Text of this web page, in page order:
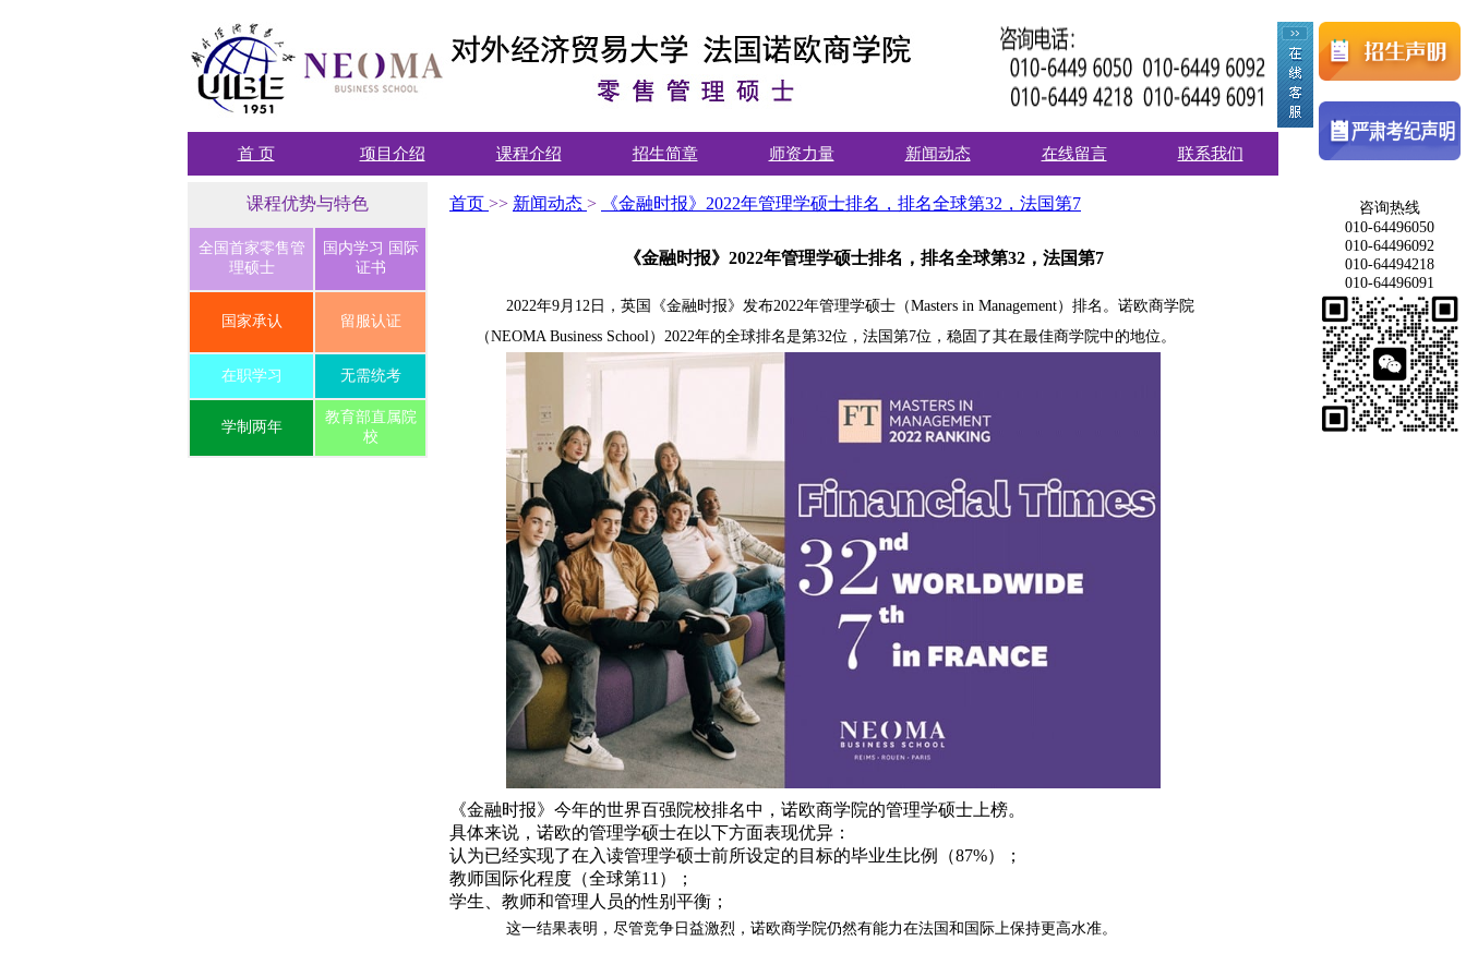
首 页 项目介绍 课程介绍 招生简章 师资力量 新闻动态 在线留言 联系我们
课程优势与特色
全国首家零售管
理硕士
国内学习 国际
证书
国家承认 留服认证
在职学习 无需统考
学制两年
教育部直属院
校
首页 >> 新闻动态 > 《金融时报》2022年管理学硕士排名，排名全球第32，法国第7
《金融时报》2022年管理学硕士排名，排名全球第32，法国第7
2022年9月12日，英国《金融时报》发布2022年管理学硕士（Masters in Management）排名。诺欧商学院
（NEOMA Business School）2022年的全球排名是第32位，法国第7位，稳固了其在最佳商学院中的地位。
《金融时报》今年的世界百强院校排名中，诺欧商学院的管理学硕士上榜。
具体来说，诺欧的管理学硕士在以下方面表现优异：
认为已经实现了在入读管理学硕士前所设定的目标的毕业生比例（87%）；
教师国际化程度（全球第11）；
学生、教师和管理人员的性别平衡；
这一结果表明，尽管竞争日益激烈，诺欧商学院仍然有能力在法国和国际上保持更高水准。
咨询热线
010-64496050
010-64496092
010-64494218
010-64496091